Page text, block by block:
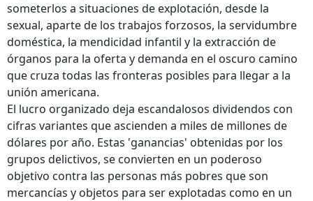
someterlos a situaciones de explotación, desde la
sexual, aparte de los trabajos forzosos, la servidumbre
doméstica, la mendicidad infantil y la extracción de
órganos para la oferta y demanda en el oscuro camino
que cruza todas las fronteras posibles para llegar a la
unión americana.
El lucro organizado deja escandalosos dividendos con
cifras variantes que ascienden a miles de millones de
dólares por año. Estas 'ganancias' obtenidas por los
grupos delictivos, se convierten en un poderoso
objetivo contra las personas más pobres que son
mercancías y objetos para ser explotadas como en un